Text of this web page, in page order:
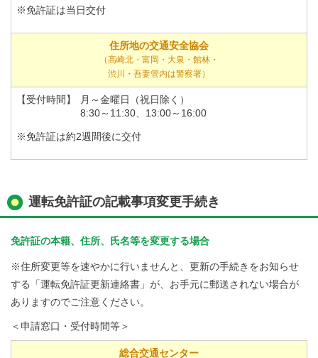
※免許証は当日交付
住所地の交通安全協会
（高崎北・富岡・大泉・館林・
渋川・吾妻管内は警察署）
【受付時間】
月～金曜日（祝日除く）
8:30～11:30、13:00～16:00
※免許証は約2週間後に交付
運転免許証の記載事項変更手続き
免許証の本籍、住所、氏名等を変更する場合
※住所変更等を速やかに行いませんと、更新の手続きをお知らせ
する「運転免許証更新連絡書」が、お手元に郵送されない場合が
ありますのでご注意ください。
＜申請窓口・受付時間等＞
総合交通センター